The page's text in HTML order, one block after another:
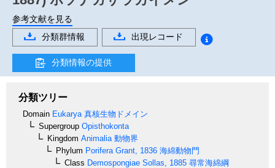
参考文献を見る
分類群情報
出現レコード
分類情報の提供
分類ツリー
Domain Eukarya 真核生物ドメイン
Supergroup Opisthokonta
Kingdom Animalia 動物界
Phylum Porifera Grant, 1836 海綿動物門
Class Demospongiae Sollas, 1885 尋常海綿綱